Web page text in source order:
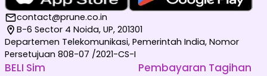
contact@prune.co.in
B-6 Sector 4 Noida, UP, 201301
Departemen Telekomunikasi, Pemerintah India, Nomor
Persetujuan 808-07 /2021-CS-I
BELI Sim Pembayaran Tagihan